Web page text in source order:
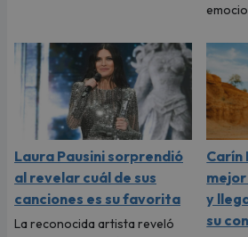
Laura Pausini sorprendió
al revelar cuál de sus
canciones es su favorita
La reconocida artista reveló
Carín
y
su